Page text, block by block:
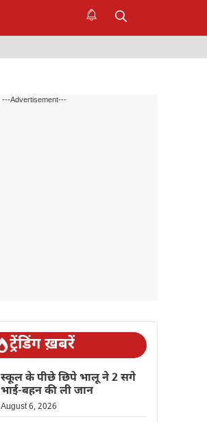
---Advertisement---
ट्रेंडिंग ख़बरें
स्कूल के पीछे छिपे भालू ने 2 सगे
भाई-बहन की ली जान
August 6, 2026